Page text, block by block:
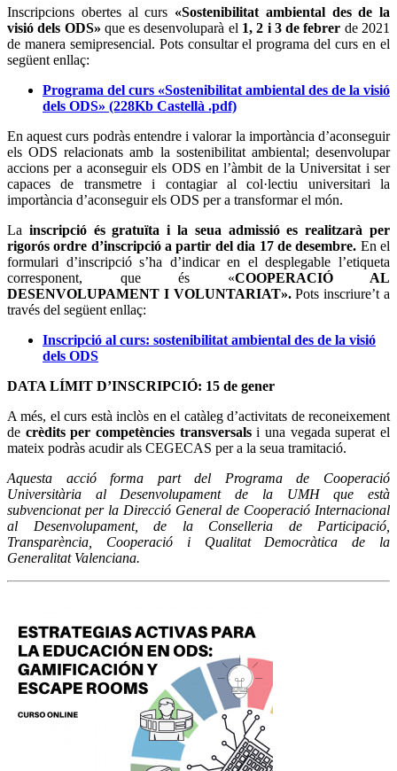
Inscripcions obertes al curs «Sostenibilitat ambiental des de la
visió dels ODS» que es desenvoluparà el 1, 2 i 3 de febrer de 2021
de manera semipresencial. Pots consultar el programa del curs en el
següent enllaç:
Programa del curs «Sostenibilitat ambiental des de la visió
dels ODS» (228Kb Castellà .pdf)
En aquest curs podràs entendre i valorar la importància d’aconseguir
els ODS relacionats amb la sostenibilitat ambiental; desenvolupar
accions per a aconseguir els ODS en l’àmbit de la Universitat i ser
capaces de transmetre i contagiar al col·lectiu universitari la
importància d’aconseguir els ODS per a transformar el món.
La inscripció és gratuïta i la seua admissió es realitzarà per
rigorós ordre d’inscripció a partir del dia 17 de desembre. En el
formulari d’inscripció s’ha d’indicar en el desplegable l’etiqueta
corresponent, que és «COOPERACIÓ AL
DESENVOLUPAMENT I VOLUNTARIAT».Pots inscriure’t a
través del següent enllaç:
Inscripció al curs: sostenibilitat ambiental des de la visió
dels ODS
DATA LÍMIT D’INSCRIPCIÓ: 15 de gener
A més, el curs està inclòs en el catàleg d’activitats de reconeixement
de crèdits per competències transversalsi una vegada superat el
mateix podràs acudir als CEGECAS per a la seua tramitació.
Aquesta acció forma part del Programa de Cooperació
Universitària al Desenvolupament de la UMH que està
subvencionat per la Direcció General de Cooperació Internacional
al Desenvolupament, de la Conselleria de Participació,
Transparència, Cooperació i Qualitat Democràtica de la
Generalitat Valenciana.